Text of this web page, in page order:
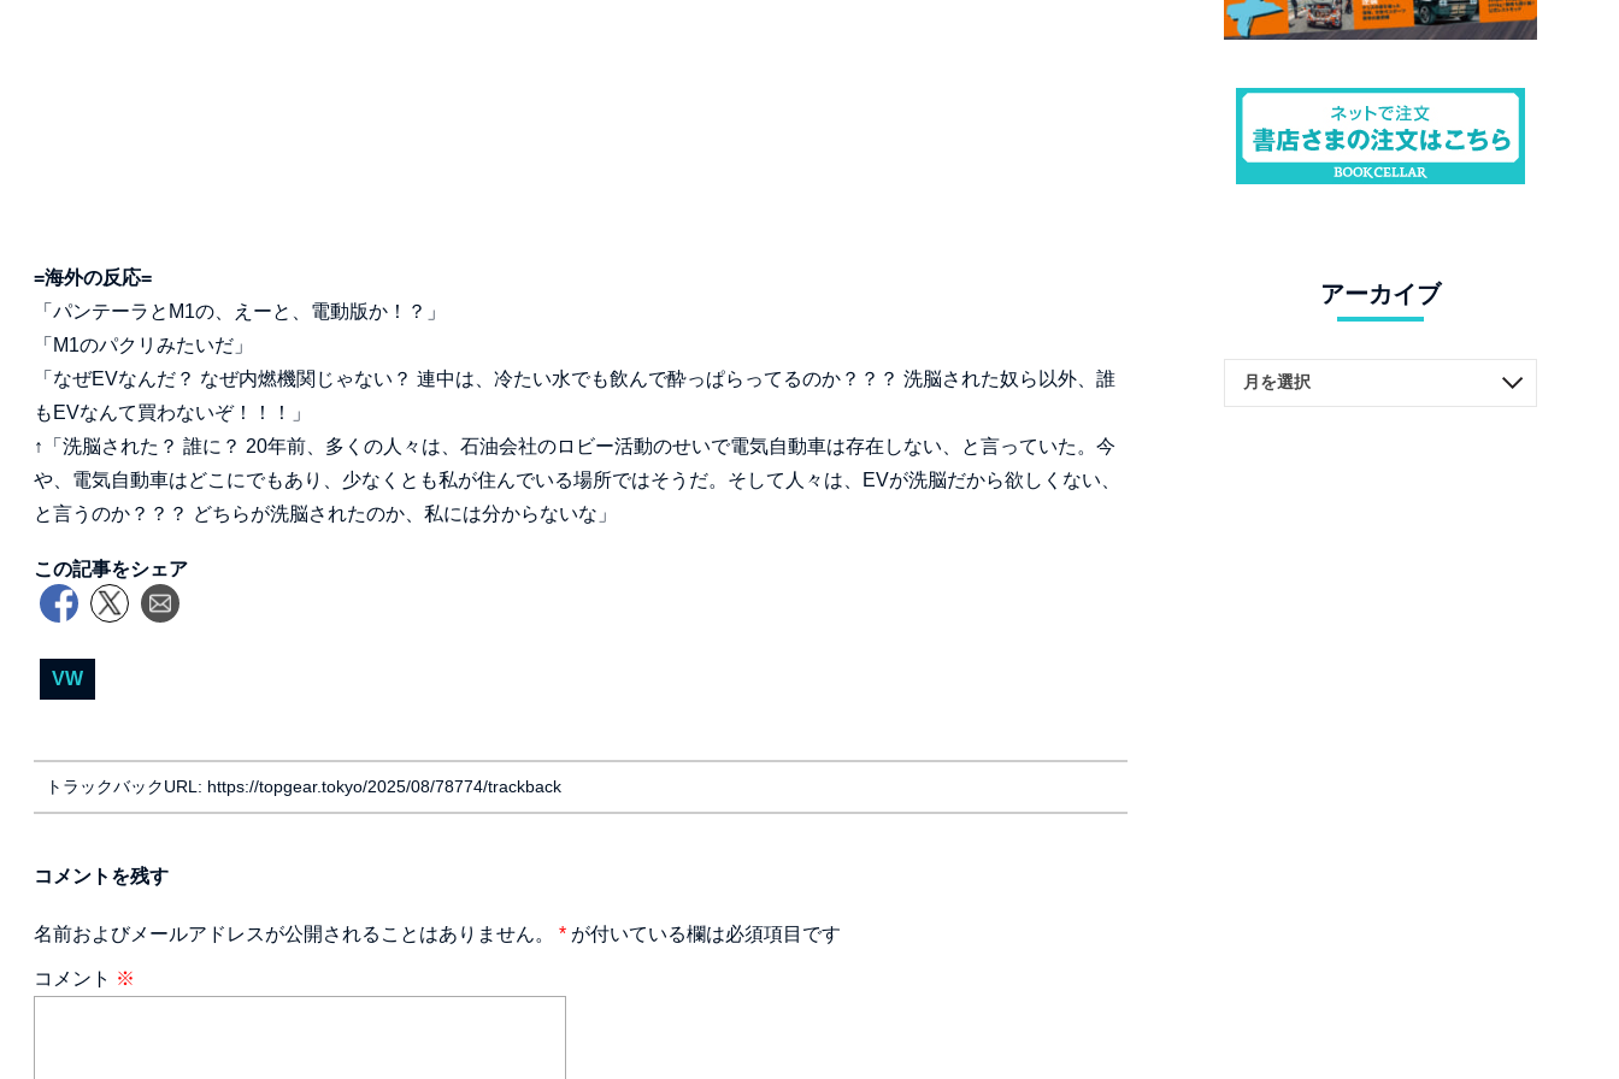
=海外の反応=
「パンテーラとM1の、えーと、電動版か！？」
「M1のパクリみたいだ」
「なぜEVなんだ？ なぜ内燃機関じゃない？ 連中は、冷たい水でも飲んで酔っぱらってるのか？？？ 洗脳された奴ら以外、誰
もEVなんて買わないぞ！！！」
↑「洗脳された？ 誰に？ 20年前、多くの人々は、石油会社のロビー活動のせいで電気自動車は存在しない、と言っていた。今
や、電気自動車はどこにでもあり、少なくとも私が住んでいる場所ではそうだ。そして人々は、EVが洗脳だから欲しくない、
と言うのか？？？ どちらが洗脳されたのか、私には分からないな」
この記事をシェア
VW
トラックバックURL: https://topgear.tokyo/2025/08/78774/trackback
コメントを残す
名前およびメールアドレスが公開されることはありません。 * が付いている欄は必須項目です
コメント ※
アーカイブ